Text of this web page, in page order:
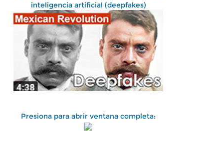
inteligencia artificial (deepfakes)
Presiona para abrir ventana completa: